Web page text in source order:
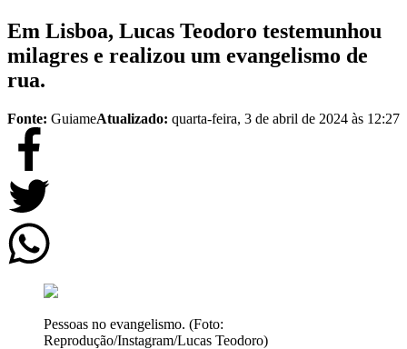
Em Lisboa, Lucas Teodoro testemunhou
milagres e realizou um evangelismo de
rua.
Fonte: GuiameAtualizado: quarta-feira, 3 de abril de 2024 às 12:27
Pessoas no evangelismo. (Foto:
Reprodução/Instagram/Lucas Teodoro)